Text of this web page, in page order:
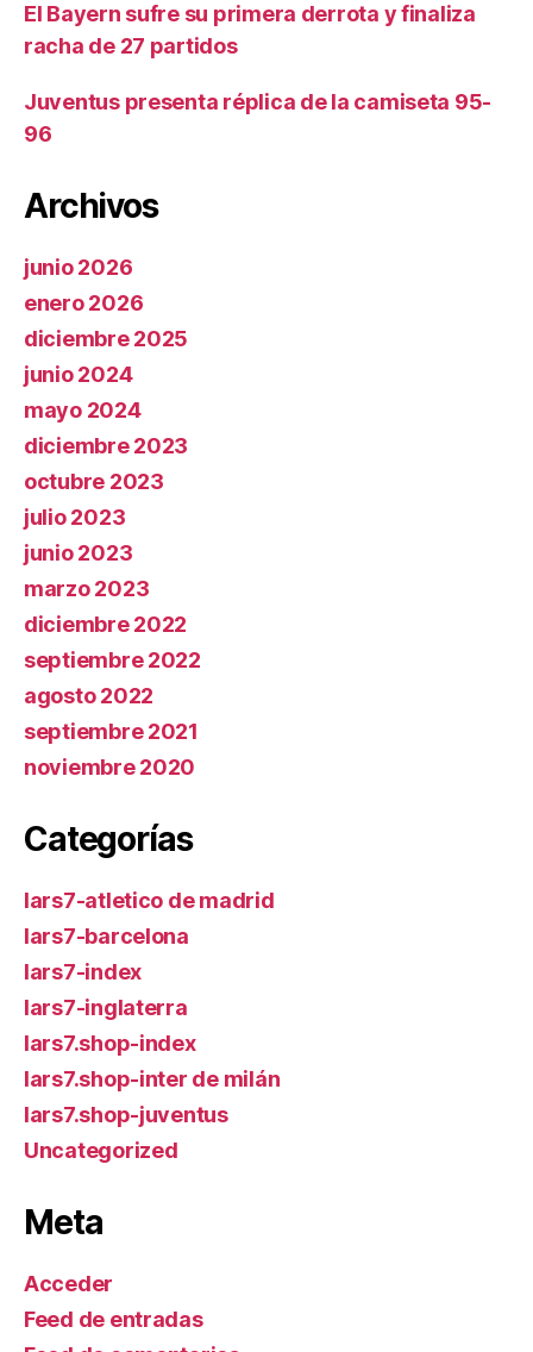
El Bayern sufre su primera derrota y finaliza
racha de 27 partidos
Juventus presenta réplica de la camiseta 95-
96
Archivos
junio 2026
enero 2026
diciembre 2025
junio 2024
mayo 2024
diciembre 2023
octubre 2023
julio 2023
junio 2023
marzo 2023
diciembre 2022
septiembre 2022
agosto 2022
septiembre 2021
noviembre 2020
Categorías
lars7-atletico de madrid
lars7-barcelona
lars7-index
lars7-inglaterra
lars7.shop-index
lars7.shop-inter de milán
lars7.shop-juventus
Uncategorized
Meta
Acceder
Feed de entradas